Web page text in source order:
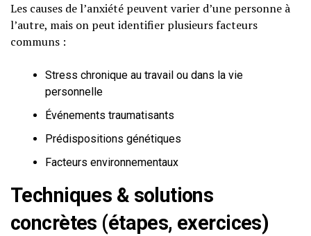
Les causes de l’anxiété peuvent varier d’une personne à
l’autre, mais on peut identifier plusieurs facteurs
communs :
Stress chronique au travail ou dans la vie
personnelle
Événements traumatisants
Prédispositions génétiques
Facteurs environnementaux
Techniques & solutions
concrètes (étapes, exercices)